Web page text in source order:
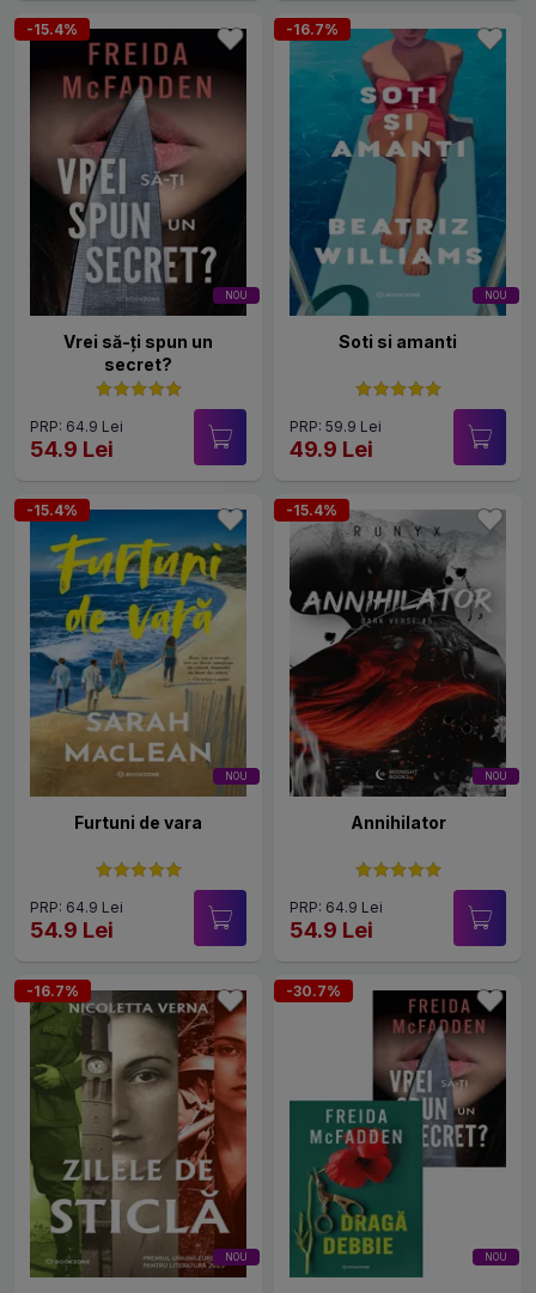
NOU
-15.4%
Vrei să-ți spun un
secret?
PRP: 64.9 Lei
54.9 Lei
NOU
-16.7%
Soti si amanti
PRP: 59.9 Lei
49.9 Lei
NOU
-15.4%
Furtuni de vara
PRP: 64.9 Lei
54.9 Lei
NOU
-15.4%
Annihilator
PRP: 64.9 Lei
54.9 Lei
NOU
-16.7%
NOU
-30.7%